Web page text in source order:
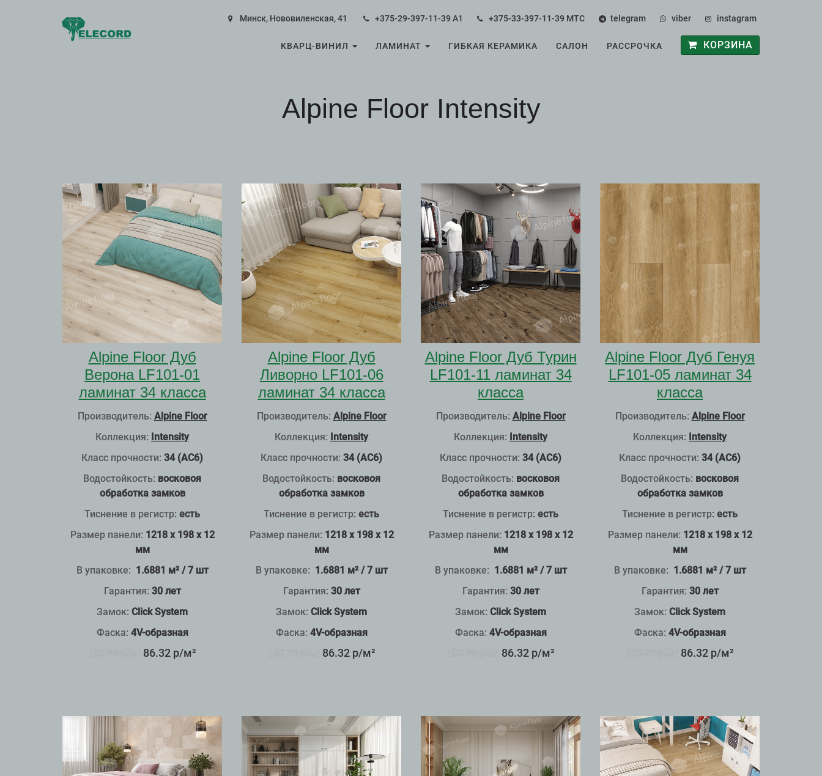
Минск, Нововиленская, 41 +375-29-397-11-39 А1 +375-33-397-11-39 МТС telegram viber instagram
КВАРЦ-ВИНИЛ ЛАМИНАТ ГИБКАЯ КЕРАМИКА САЛОН РАССРОЧКА КОРЗИНА
Alpine Floor Intensity
Alpine Floor Дуб
Верона LF101-01
ламинат 34 класса
Производитель: Alpine Floor
Коллекция: Intensity
Класс прочности: 34 (АС6)
Водостойкость: восковоя
обработка замков
Тиснение в регистр: есть
Размер панели: 1218 x 198 x 12
мм
В упаковке: 1.6881 м² / 7 шт
Гарантия: 30 лет
Замок: Click System
Фаска: 4V-образная
86.32 р/м²
Alpine Floor Дуб
Ливорно LF101-06
ламинат 34 класса
Производитель: Alpine Floor
Коллекция: Intensity
Класс прочности: 34 (АС6)
Водостойкость: восковоя
обработка замков
Тиснение в регистр: есть
Размер панели: 1218 x 198 x 12
мм
В упаковке: 1.6881 м² / 7 шт
Гарантия: 30 лет
Замок: Click System
Фаска: 4V-образная
86.32 р/м²
Alpine Floor Дуб Турин
LF101-11 ламинат 34
класса
Производитель: Alpine Floor
Коллекция: Intensity
Класс прочности: 34 (АС6)
Водостойкость: восковоя
обработка замков
Тиснение в регистр: есть
Размер панели: 1218 x 198 x 12
мм
В упаковке: 1.6881 м² / 7 шт
Гарантия: 30 лет
Замок: Click System
Фаска: 4V-образная
86.32 р/м²
Alpine Floor Дуб Генуя
LF101-05 ламинат 34
класса
Производитель: Alpine Floor
Коллекция: Intensity
Класс прочности: 34 (АС6)
Водостойкость: восковоя
обработка замков
Тиснение в регистр: есть
Размер панели: 1218 x 198 x 12
мм
В упаковке: 1.6881 м² / 7 шт
Гарантия: 30 лет
Замок: Click System
Фаска: 4V-образная
86.32 р/м²